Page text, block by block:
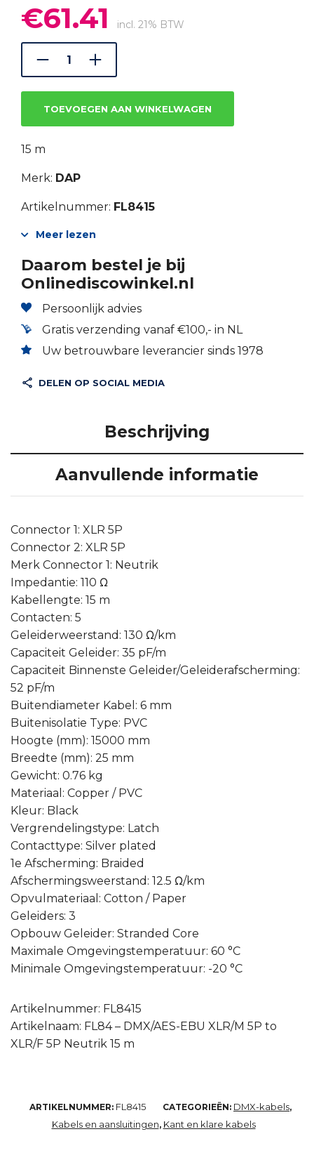
Oorspronkelijke
prijs
was:
€87.73.
€61.41 prijs
is:
incl. 21% BTW
TOEVOEGEN AAN WINKELWAGEN
15 m
Merk: DAP
Artikelnummer: FL8415
Meer lezen
Daarom bestel je bij
Onlinediscowinkel.nl
Persoonlijk advies
Gratis verzending vanaf €100,- in NL
Uw betrouwbare leverancier sinds 1978
DELEN OP SOCIAL MEDIA
Beschrijving
Aanvullende informatie
Connector 1: XLR 5P
Connector 2: XLR 5P
Merk Connector 1: Neutrik
Impedantie: 110 Ω
Kabellengte: 15 m
Contacten: 5
Geleiderweerstand: 130 Ω/km
Capaciteit Geleider: 35 pF/m
Capaciteit Binnenste Geleider/Geleiderafscherming:
52 pF/m
Buitendiameter Kabel: 6 mm
Buitenisolatie Type: PVC
Hoogte (mm): 15000 mm
Breedte (mm): 25 mm
Gewicht: 0.76 kg
Materiaal: Copper / PVC
Kleur: Black
Vergrendelingstype: Latch
Contacttype: Silver plated
1e Afscherming: Braided
Afschermingsweerstand: 12.5 Ω/km
Opvulmateriaal: Cotton / Paper
Geleiders: 3
Opbouw Geleider: Stranded Core
Maximale Omgevingstemperatuur: 60 °C
Minimale Omgevingstemperatuur: -20 °C
Artikelnummer: FL8415
Artikelnaam: FL84 – DMX/AES-EBU XLR/M 5P to
XLR/F 5P Neutrik 15 m
ARTIKELNUMMER: FL8415 CATEGORIEËN: DMX-kabels,
Kabels en aansluitingen, Kant en klare kabels